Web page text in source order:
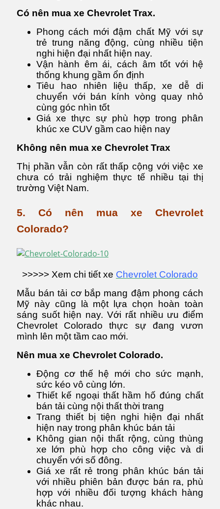
Có nên mua xe Chevrolet Trax.
Phong cách mới đậm chất Mỹ với sự
trẻ trung năng động, cùng nhiều tiện
nghi hiện đại nhất hiện nay.
Vận hành êm ái, cách âm tốt với hệ
thống khung gầm ổn định
Tiêu hao nhiên liệu thấp, xe dễ di
chuyển với bán kính vòng quay nhỏ
cùng góc nhìn tốt
Giá xe thực sự phù hợp trong phân
khúc xe CUV gầm cao hiện nay
Không nên mua xe Chevrolet Trax
Thị phần vẫn còn rất thấp cộng với việc xe
chưa có trải nghiệm thực tế nhiều tại thị
trường Việt Nam.
5. Có nên mua xe Chevrolet
Colorado?
>>>>> Xem chi tiết xe Chevrolet Colorado
Mẫu bán tải cơ bắp mang đậm phong cách
Mỹ này cũng là một lựa chọn hoàn toàn
sáng suốt hiện nay. Với rất nhiều ưu điểm
Chevrolet Colorado thực sự đang vươn
mình lên một tầm cao mới.
Nên mua xe Chevrolet Colorado.
Động cơ thế hệ mới cho sức mạnh,
sức kéo vô cùng lớn.
Thiết kế ngoại thất hầm hố đúng chất
bán tải cùng nội thất thời trang
Trang thiết bị tiện nghi hiện đại nhất
hiện nay trong phân khúc bán tải
Không gian nội thất rộng, cùng thùng
xe lớn phù hợp cho công việc và di
chuyển với số đông.
Giá xe rất rẻ trong phân khúc bán tải
với nhiều phiên bản được bán ra, phù
hợp với nhiều đối tượng khách hàng
khác nhau.